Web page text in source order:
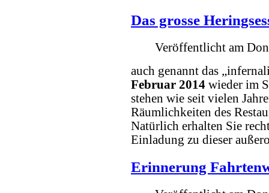
Das grosse
Veröffentlicht am
auch genannt das
Februar 2014 wieder im
stehen wie seit vielen
Räumlichkeiten des
Natürlich erhalten Sie
Einladung zu dieser
Erinnerung